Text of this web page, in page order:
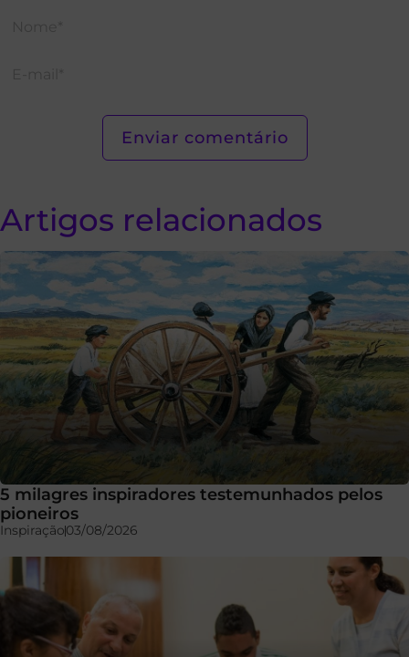
Artigos relacionados
5 milagres inspiradores testemunhados pelos
pioneiros
Inspiração03/08/2026